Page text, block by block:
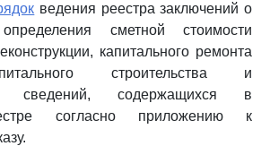
ведения реестра заключений о
определения сметной стоимости
капитального ремонта
строительства и
сведений, содержащихся в
согласно приложению к